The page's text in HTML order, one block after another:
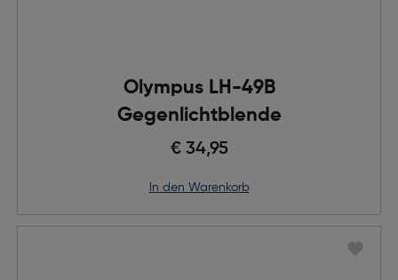
Olympus LH-49B
Gegenlichtblende
€ 34,95
in den Warenkorb